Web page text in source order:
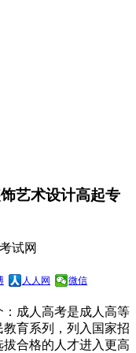
艺术设计高起专
试网
人人网 微信
成人高考是成人高等
育系列，列入国家招
合格的人才进入更高